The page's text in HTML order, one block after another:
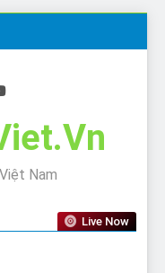
Nam
Live Now